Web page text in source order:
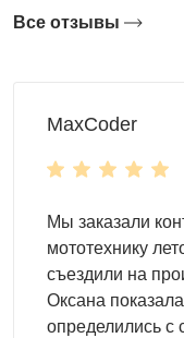
Все отзывы
MaxCoder
Мы заказали
мототехнику
съездили на
Оксана
определились с